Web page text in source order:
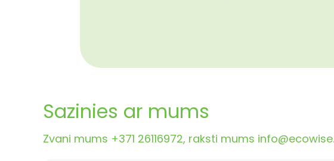
Sazinies ar mums
Zvani mums +371 26116972, raksti mums